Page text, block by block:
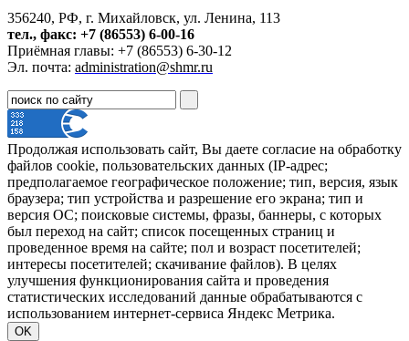
356240, РФ, г. Михайловск, ул. Ленина, 113
тел., факс: +7 (86553) 6-00-16
Приёмная главы: +7 (86553) 6-30-12
Эл. почта: administration@shmr.ru
Продолжая использовать сайт, Вы даете согласие на обработку
файлов cookie, пользовательских данных (IP-адрес;
предполагаемое географическое положение; тип, версия, язык
браузера; тип устройства и разрешение его экрана; тип и
версия ОС; поисковые системы, фразы, баннеры, с которых
был переход на сайт; список посещенных страниц и
проведенное время на сайте; пол и возраст посетителей;
интересы посетителей; скачивание файлов). В целях
улучшения функционирования сайта и проведения
статистических исследований данные обрабатываются с
использованием интернет-сервиса Яндекс Метрика.
OK